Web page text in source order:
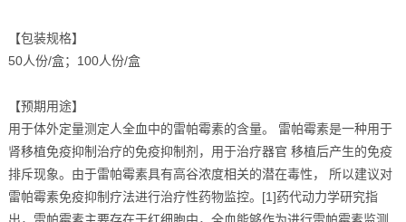
【包装规格】
50人份/盒；100人份/盒
【预期用途】
用于体外定量测定人全血中的雷帕霉素的含量。 雷帕霉素是一种用于
肾移植免疫抑制治疗的免疫抑制剂，用于治疗器官 移植后产生的免疫
排斥现象。由于雷帕霉素具有高谷浓度相关的潜在毒性， 所以建议对
雷帕霉素免疫抑制疗法进行治疗性药物监控。[1]药代动力学研究指